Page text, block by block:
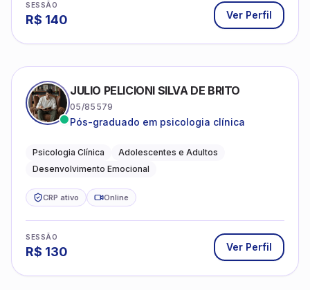
SESSÃO
R$ 140 Ver Perfil
JULIO PELICIONI SILVA DE BRITO
05/85579
Pós-graduado em psicologia clínica
Psicologia Clínica
Adolescentes e Adultos
Desenvolvimento Emocional
CRP ativo Online
SESSÃO
R$ 130 Ver Perfil